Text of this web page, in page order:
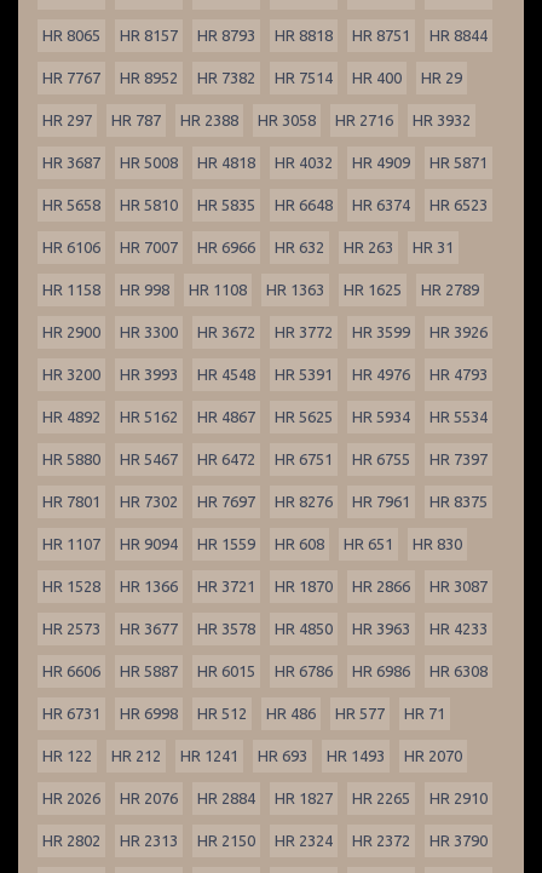
HR 8065 HR 8157 HR 8793 HR 8818 HR 8751 HR 8844
HR 7767 HR 8952 HR 7382 HR 7514 HR 400 HR 29
HR 297 HR 787 HR 2388 HR 3058 HR 2716 HR 3932
HR 3687 HR 5008 HR 4818 HR 4032 HR 4909 HR 5871
HR 5658 HR 5810 HR 5835 HR 6648 HR 6374 HR 6523
HR 6106 HR 7007 HR 6966 HR 632 HR 263 HR 31
HR 1158 HR 998 HR 1108 HR 1363 HR 1625 HR 2789
HR 2900 HR 3300 HR 3672 HR 3772 HR 3599 HR 3926
HR 3200 HR 3993 HR 4548 HR 5391 HR 4976 HR 4793
HR 4892 HR 5162 HR 4867 HR 5625 HR 5934 HR 5534
HR 5880 HR 5467 HR 6472 HR 6751 HR 6755 HR 7397
HR 7801 HR 7302 HR 7697 HR 8276 HR 7961 HR 8375
HR 1107 HR 9094 HR 1559 HR 608 HR 651 HR 830
HR 1528 HR 1366 HR 3721 HR 1870 HR 2866 HR 3087
HR 2573 HR 3677 HR 3578 HR 4850 HR 3963 HR 4233
HR 6606 HR 5887 HR 6015 HR 6786 HR 6986 HR 6308
HR 6731 HR 6998 HR 512 HR 486 HR 577 HR 71
HR 122 HR 212 HR 1241 HR 693 HR 1493 HR 2070
HR 2026 HR 2076 HR 2884 HR 1827 HR 2265 HR 2910
HR 2802 HR 2313 HR 2150 HR 2324 HR 2372 HR 3790